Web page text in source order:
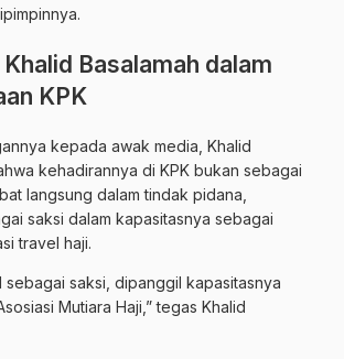
Basalamah dalam
KPK
kepada awak media, Khalid
kehadirannya di KPK bukan sebagai
langsung dalam tindak pidana,
saksi dalam kapasitasnya sebagai
travel haji.
sebagai saksi, dipanggil kapasitasnya
Mutiara Haji,” tegas Khalid